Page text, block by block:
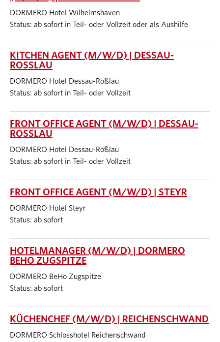
DORMERO Hotel Wilhelmshaven
Status: ab sofort in Teil- oder Vollzeit oder als Aushilfe
KITCHEN AGENT (M/W/D) | DESSAU-
ROSSLAU
DORMERO Hotel Dessau-Roßlau
Status: ab sofort in Teil- oder Vollzeit
FRONT OFFICE AGENT (M/W/D) | DESSAU-
ROSSLAU
DORMERO Hotel Dessau-Roßlau
Status: ab sofort in Teil- oder Vollzeit
FRONT OFFICE AGENT (M/W/D) | STEYR
DORMERO Hotel Steyr
Status: ab sofort
HOTELMANAGER (M/W/D) | DORMERO
BEHO ZUGSPITZE
DORMERO BeHo Zugspitze
Status: ab sofort
KÜCHENCHEF (M/W/D) | REICHENSCHWAND
DORMERO Schlosshotel Reichenschwand